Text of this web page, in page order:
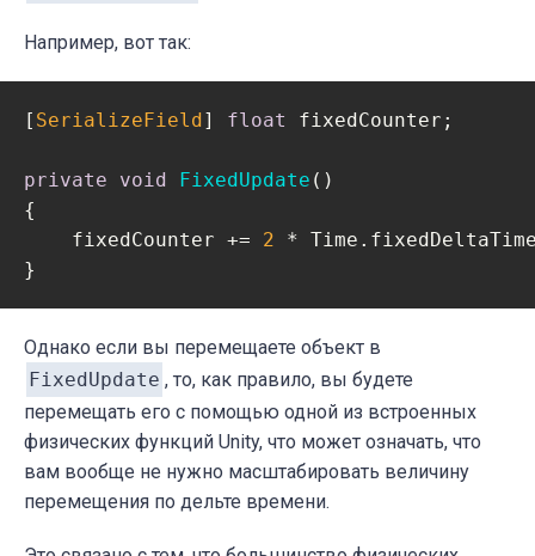
Например, вот так:
[ SerializeField ] float fixedCounter;
private void FixedUpdate ( )
{
    fixedCounter +=
2 *
}
Однако если вы перемещаете объект в
FixedUpdate , то, как правило, вы будете
перемещать его с помощью одной из встроенных
физических функций Unity, что может означать, что
вам вообще не нужно масштабировать величину
перемещения по дельте времени.